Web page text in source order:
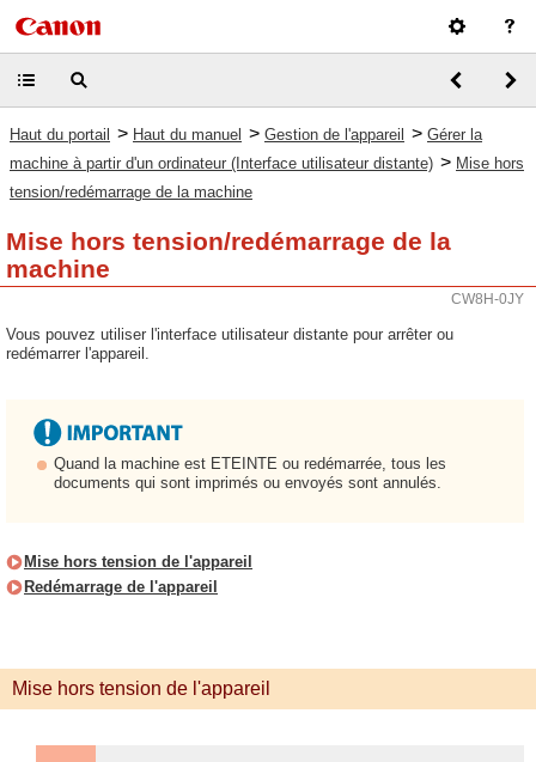
Haut du portail > Haut du manuel > Gestion de l'appareil > Gérer la
machine à partir d'un ordinateur (Interface utilisateur distante) > Mise hors
tension/redémarrage de la machine
Mise hors tension/redémarrage de la
machine
CW8H-0JY
Vous pouvez utiliser l'interface utilisateur distante pour arrêter ou
redémarrer l'appareil.
Quand la machine est ETEINTE ou redémarrée, tous les
documents qui sont imprimés ou envoyés sont annulés.
Mise hors tension de l'appareil
Redémarrage de l'appareil
Mise hors tension de l'appareil